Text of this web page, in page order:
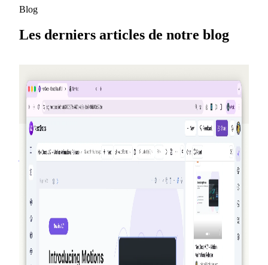
Blog
Les derniers articles de notre blog
Parrainez des amis, gagnez des crédits —
NextDocs v1.10
Un nouveau programme de parrainage qui vous fait gagner
(à vous et à votre ami) des crédits à chaque inscription —
jusqu'à 50 $ par mois. En prime, une page Offres publique,
des modèles Premium pour Pro+ et Ultra, et un récapitulatif
sur AI Memory.
Lire la suite
2026-03-27
Vraiment agentique : comment NextDocs crée,
vérifie et affine vos documents et présentations